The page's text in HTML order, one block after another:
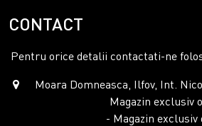
CONTACT
Pentru orice detalii contactati-ne
Moara Domneasca, Ilfov, Int.
Magazin exclusiv
- Magazin exclusiv